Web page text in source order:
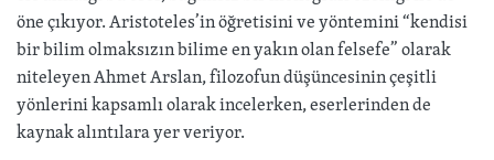
öne çıkıyor. Aristoteles’in öğretisini ve yöntemini “kendisi
bir bilim olmaksızın bilime en yakın olan felsefe” olarak
niteleyen Ahmet Arslan, filozofun düşüncesinin çeşitli
yönlerini kapsamlı olarak incelerken, eserlerinden de
kaynak alıntılara yer veriyor.